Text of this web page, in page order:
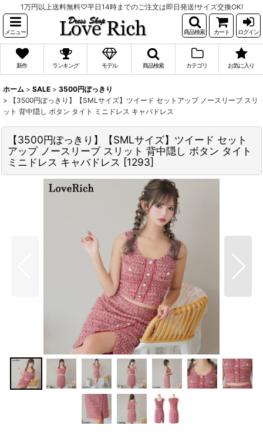
1万円以上送料無料♡平日14時までのご注文は即日発送!サイズ交換OK!
メニュー 商品検索 カート ログイン
新作 ランキング モデル 商品検索 カテゴリ お気に入り
ホーム > SALE > 3500円ぽっきり
>
【3500円ぽっきり】【SMLサイズ】ツイード セットアップ ノースリーブ スリ
ット 背中隠し ボタン タイト ミニドレス キャバドレス
【3500円ぽっきり】【SMLサイズ】ツイード セット
アップ ノースリーブ スリット 背中隠し ボタン タイト
ミニドレス キャバドレス [1293]